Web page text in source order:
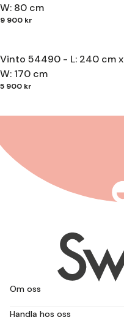
W: 80 cm
9 900 kr
Vinto 54490 - L: 240 cm x
W: 170 cm
5 900 kr
Om oss
Handla hos oss